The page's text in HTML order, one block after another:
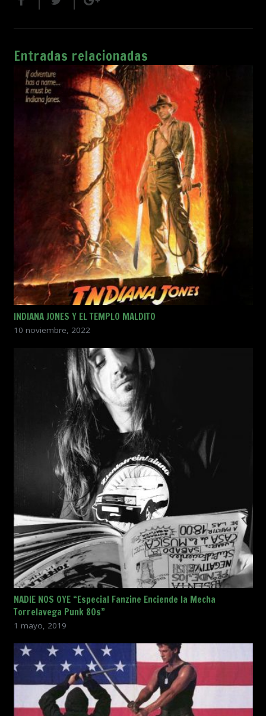
Entradas relacionadas
INDIANA JONES Y EL TEMPLO MALDITO
10 noviembre, 2022
NADIE NOS OYE “Especial Fanzine Enciende la Mecha
Torrelavega Punk 80s”
1 mayo, 2019